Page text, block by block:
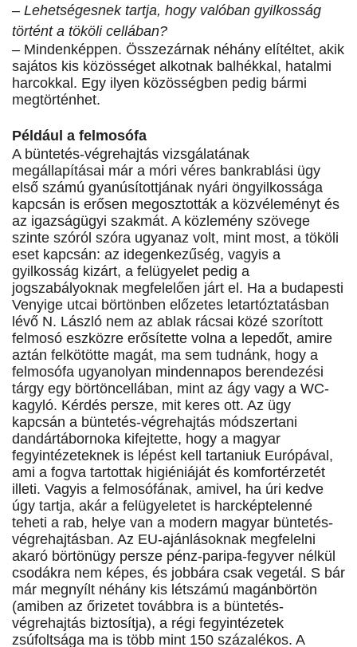
– Lehetségesnek tartja, hogy valóban gyilkosság
történt a tököli cellában?
– Mindenképpen. Összezárnak néhány elítéltet, akik
sajátos kis közösséget alkotnak balhékkal, hatalmi
harcokkal. Egy ilyen közösségben pedig bármi
megtörténhet.
Például a felmosófa
A büntetés-végrehajtás vizsgálatának
megállapításai már a móri véres bankrablási ügy
első számú gyanúsítottjának nyári öngyilkossága
kapcsán is erősen megosztották a közvéleményt és
az igazságügyi szakmát. A közlemény szövege
szinte szóról szóra ugyanaz volt, mint most, a tököli
eset kapcsán: az idegenkezűség, vagyis a
gyilkosság kizárt, a felügyelet pedig a
jogszabályoknak megfelelően járt el. Ha a budapesti
Venyige utcai börtönben előzetes letartóztatásban
lévő N. László nem az ablak rácsai közé szorított
felmosó eszközre erősítette volna a lepedőt, amire
aztán felkötötte magát, ma sem tudnánk, hogy a
felmosófa ugyanolyan mindennapos berendezési
tárgy egy börtöncellában, mint az ágy vagy a WC-
kagyló. Kérdés persze, mit keres ott. Az ügy
kapcsán a büntetés-végrehajtás módszertani
dandártábornoka kifejtette, hogy a magyar
fegyintézeteknek is lépést kell tartaniuk Európával,
ami a fogva tartottak higiéniáját és komfortérzetét
illeti. Vagyis a felmosófának, amivel, ha úri kedve
úgy tartja, akár a felügyeletet is harcképtelenné
teheti a rab, helye van a modern magyar büntetés-
végrehajtásban. Az EU-ajánlásoknak megfelelni
akaró börtönügy persze pénz-paripa-fegyver nélkül
csodákra nem képes, és jobbára csak vegetál. S bár
már megnyílt néhány kis létszámú magánbörtön
(amiben az őrizetet továbbra is a büntetés-
végrehajtás biztosítja), a régi fegyintézetek
zsúfoltsága ma is több mint 150 százalékos. A